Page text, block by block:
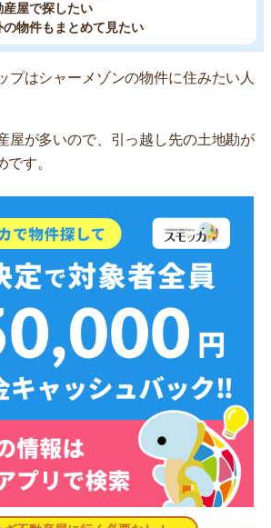
産屋で探したい
の物件もまとめて見たい
プはシャーメゾンの物件に住みたい人
屋が多いので、引っ越し先の土地勘が
す。